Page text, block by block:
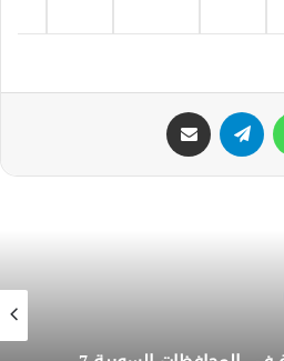
واتساب تيلقرام